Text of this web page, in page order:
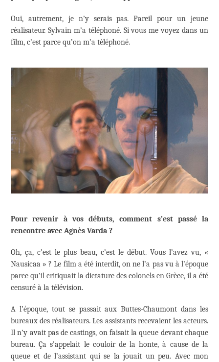
Oui, autrement, je n’y serais pas. Pareil pour un jeune
réalisateur. Sylvain m’a téléphoné. Si vous me voyez dans un
film, c’est parce qu’on m’a téléphoné.
Pour revenir à vos débuts, comment s’est passé la
rencontre avec Agnès Varda ?
Oh, ça, c’est le plus beau, c’est le début. Vous l’avez vu, «
Nausicaa » ? Le film a été interdit, on ne l’a pas vu à l’époque
parce qu’il critiquait la dictature des colonels en Grèce, il a été
censuré à la télévision.
A l’époque, tout se passait aux Buttes-Chaumont dans les
bureaux des réalisateurs. Les assistants recevaient les acteurs.
Il n’y avait pas de castings, on faisait la queue devant chaque
bureau. Ça s’appelait le couloir de la honte, à cause de la
queue et de l’assistant qui se la jouait un peu. Avec mon